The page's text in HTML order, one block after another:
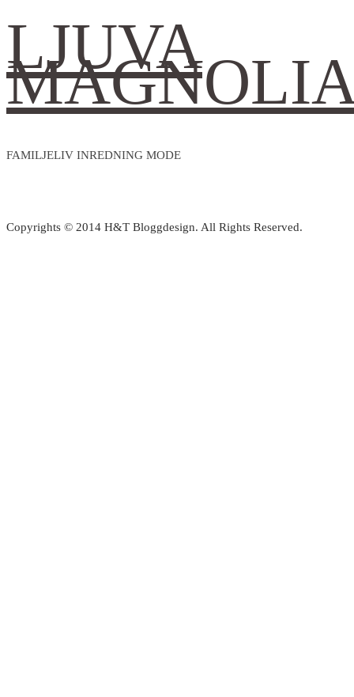
LJUVA
FAMILJELIV INREDNING MODE
Copyrights © 2014 H&T Bloggdesign. All Rights Reserved.